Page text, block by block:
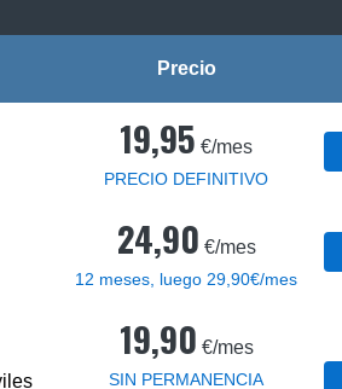
Precio
19,95 €/mes
PRECIO DEFINITIVO
24,90 €/mes
12 meses, luego 29,90€/mes
19,90 €/mes
SIN PERMANENCIA